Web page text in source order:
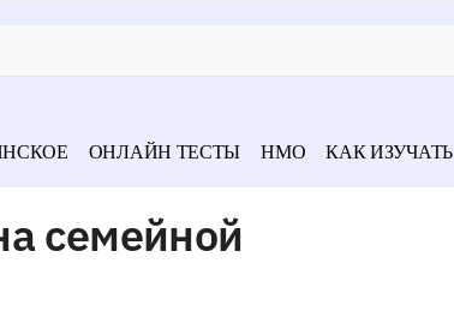
ОНЛАЙН ТЕСТЫ НМО КАК ИЗУЧАТЬ
семейной